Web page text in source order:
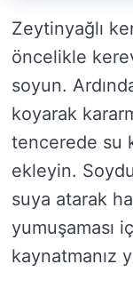
Zeytinyağlı
öncelikle
soyun.
koyarak
tencerede su
ekleyin.
suya atarak
yumuşaması
kaynatmanız